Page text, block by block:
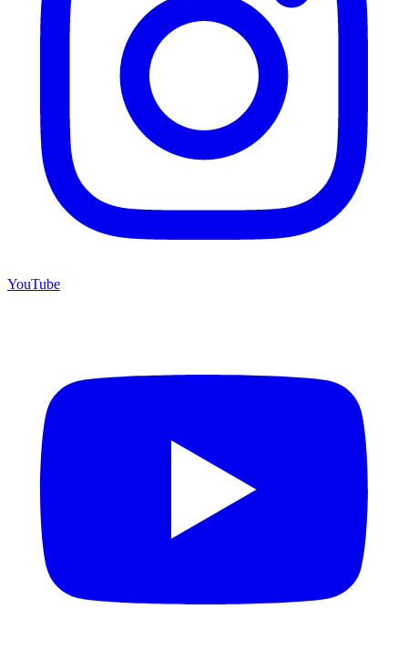
YouTube